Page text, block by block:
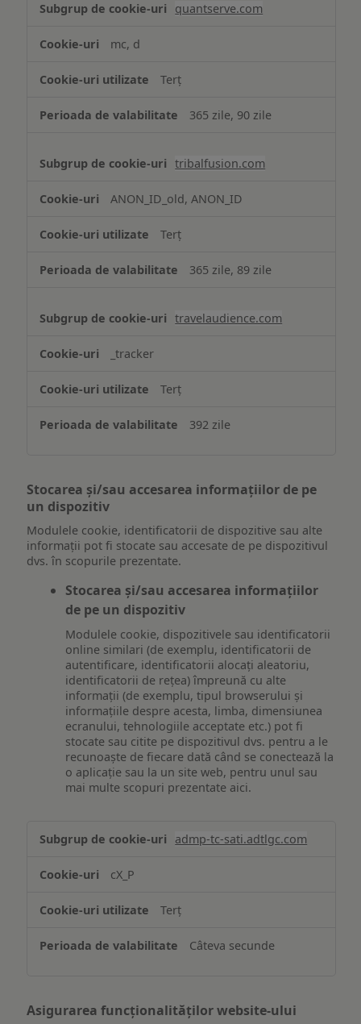
quantserve.com
mc, d
Terț
365 zile, 90 zile
tribalfusion.com
ANON_ID_old, ANON_ID
Terț
365 zile, 89 zile
travelaudience.com
_tracker
Terț
392 zile
Stocarea și/sau accesarea informațiilor de pe
un dispozitiv
Modulele cookie, identificatorii de dispozitive sau alte
informații pot fi stocate sau accesate de pe dispozitivul
dvs. în scopurile prezentate.
Stocarea și/sau accesarea informațiilor
de pe un dispozitiv
Modulele cookie, dispozitivele sau identificatorii
online similari (de exemplu, identificatorii de
autentificare, identificatorii alocați aleatoriu,
identificatorii de rețea) împreună cu alte
informații (de exemplu, tipul browserului și
informațiile despre acesta, limba, dimensiunea
ecranului, tehnologiile acceptate etc.) pot fi
stocate sau citite pe dispozitivul dvs. pentru a le
recunoaște de fiecare dată când se conectează la
o aplicație sau la un site web, pentru unul sau
mai multe scopuri prezentate aici.
și/sau
informațiilor
pe
dispozitiv
admp-tc-sati.adtlgc.com
cX_P
Terț
Câteva secunde
Asigurarea funcționalităților website-ului